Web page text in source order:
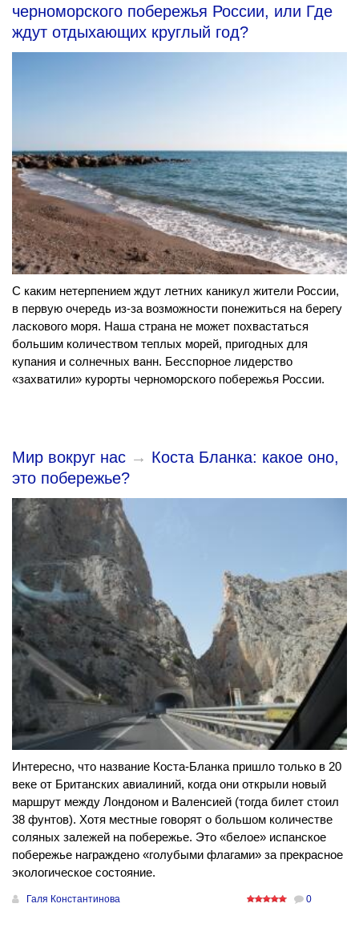
черноморского побережья России, или Где
ждут отдыхающих круглый год?
С каким нетерпением ждут летних каникул жители России,
в первую очередь из-за возможности понежиться на берегу
ласкового моря. Наша страна не может похвастаться
большим количеством теплых морей, пригодных для
купания и солнечных ванн. Бесспорное лидерство
«захватили» курорты черноморского побережья России.
Мир вокруг нас → Коста Бланка: какое оно,
это побережье?
Интересно, что название Коста-Бланка пришло только в 20
веке от Британских авиалиний, когда они открыли новый
маршрут между Лондоном и Валенсией (тогда билет стоил
38 фунтов). Хотя местные говорят о большом количестве
соляных залежей на побережье. Это «белое» испанское
побережье награждено «голубыми флагами» за прекрасное
экологическое состояние.
Галя Константинова 0